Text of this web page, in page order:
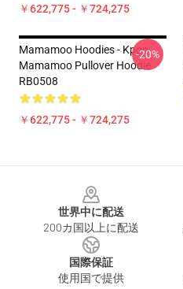
￥622,775 - ￥724,275
Mamamoo Hoodies - Kpop
Mamamoo Pullover Hoodie
RB0508
￥622,775 - ￥724,275
-20%
世界中に配送
200カ国以上に配送
国際保証
使用国で提供